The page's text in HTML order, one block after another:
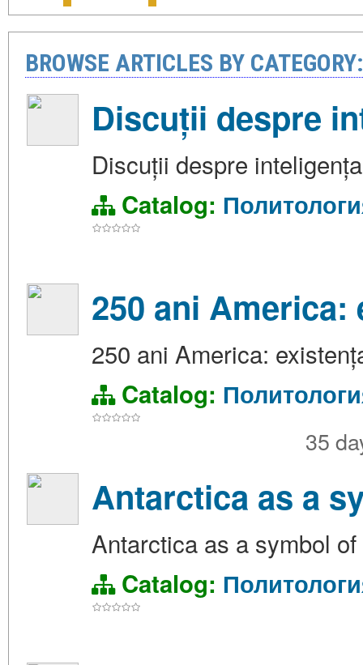
BROWSE ARTICLES BY
Discuții despre
Discuții despre
Catalog:
250 ani
250 ani America:
Catalog:
35
Antarctica as a
Antarctica as a symbol
Catalog: